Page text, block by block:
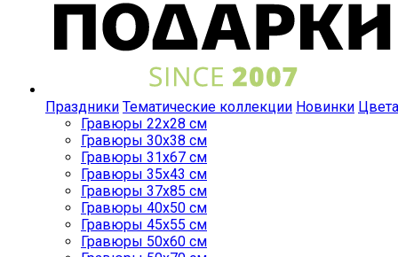
Праздники Тематические коллекции Новинки Цвета
Гравюры 22x28 см
Гравюры 30x38 см
Гравюры 31x67 см
Гравюры 35x43 см
Гравюры 37x85 см
Гравюры 40x50 см
Гравюры 45x55 см
Гравюры 50x60 см